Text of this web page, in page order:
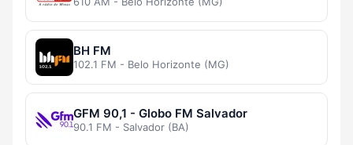
BH FM
102.1 FM - Belo Horizonte (MG)
GFM 90,1 - Globo FM Salvador
90.1 FM - Salvador (BA)